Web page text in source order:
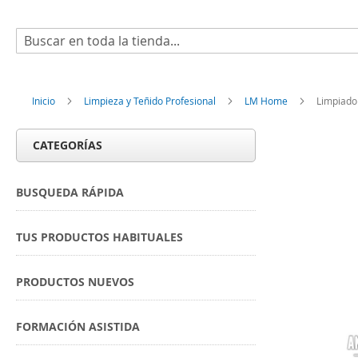
Buscar
Inicio Limpieza y Teñido Profesional LM Home
CATEGORÍAS
BUSQUEDA RÁPIDA
TUS PRODUCTOS HABITUALES
PRODUCTOS NUEVOS
FORMACIÓN ASISTIDA